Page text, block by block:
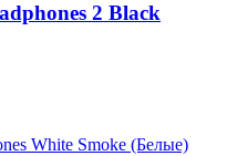
2 Black